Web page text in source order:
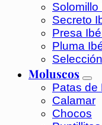
Solomillo
Secreto
Presa
Pluma
Moluscos
Patas de
Calamar
Chocos